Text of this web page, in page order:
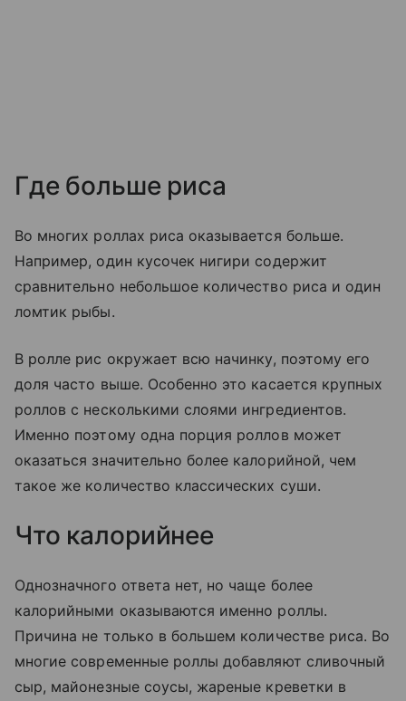
Где больше риса
Во многих роллах риса оказывается больше.
Например, один кусочек нигири содержит
сравнительно небольшое количество риса и один
ломтик рыбы.
В ролле рис окружает всю начинку, поэтому его
доля часто выше. Особенно это касается крупных
роллов с несколькими слоями ингредиентов.
Именно поэтому одна порция роллов может
оказаться значительно более калорийной, чем
такое же количество классических суши.
Что калорийнее
Однозначного ответа нет, но чаще более
калорийными оказываются именно роллы.
Причина не только в большем количестве риса. Во
многие современные роллы добавляют сливочный
сыр, майонезные соусы, жареные креветки в